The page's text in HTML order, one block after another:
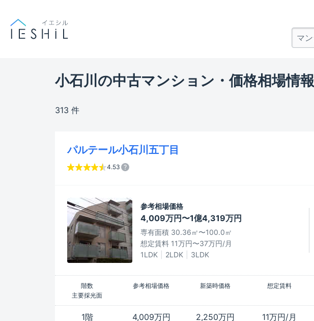
小石川の中古マンション・価格相場情報
313 件
パルテール小石川五丁目
4.53
参考相場価格
4,009万円〜1億4,319万円
専有面積 30.36㎡〜100.0㎡
想定賃料 11万円〜37万円/月
1LDK
2LDK 3LDK
階数 参考相場価格 新築時価格 想定賃料
主要採光面
1階 4,009万円 2,250万円 11万円/月